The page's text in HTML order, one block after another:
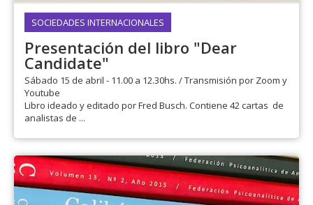
SOCIEDADES INTERNACIONALES
Presentación del libro "Dear
Candidate"
Sábado 15 de abril - 11.00 a 12.30hs. / Transmisión por Zoom y
Youtube
Libro ideado y editado por Fred Busch. Contiene 42 cartas de
analistas de ...